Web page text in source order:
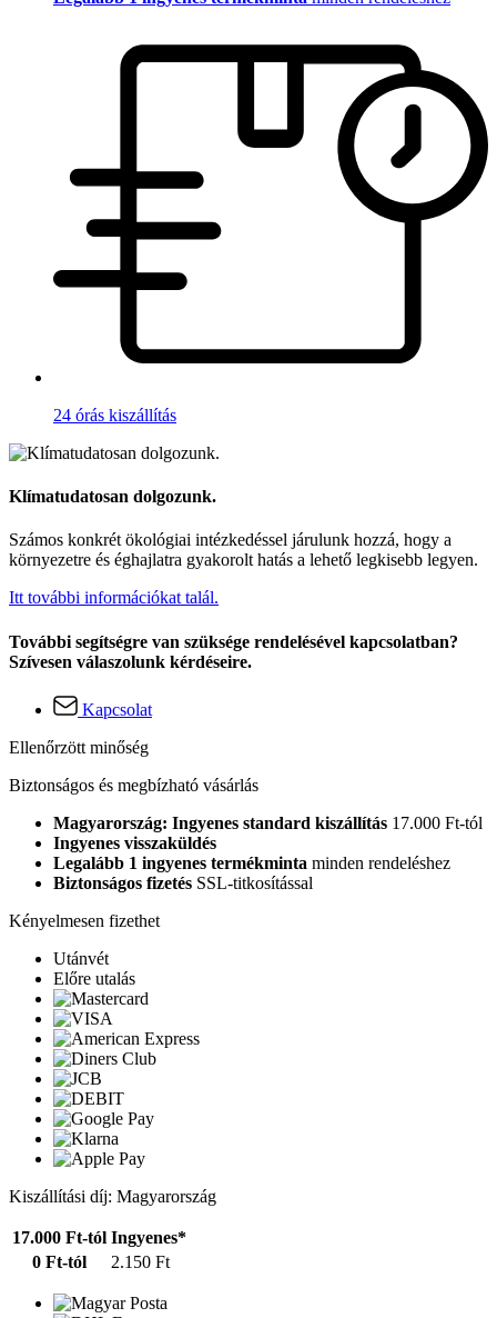
24 órás kiszállítás
Klímatudatosan dolgozunk.
Számos konkrét ökológiai intézkedéssel járulunk hozzá, hogy a
környezetre és éghajlatra gyakorolt hatás a lehető legkisebb legyen.
Itt további információkat talál.
További segítségre van szüksége rendelésével kapcsolatban?
Szívesen válaszolunk kérdéseire.
Kapcsolat
Ellenőrzött minőség
Biztonságos és megbízható vásárlás
Magyarország: Ingyenes standard kiszállítás 17.000 Ft-tól
Ingyenes visszaküldés
Legalább 1 ingyenes termékminta minden rendeléshez
Biztonságos fizetés SSL-titkosítással
Kényelmesen fizethet
Utánvét
Előre utalás
Kiszállítási díj: Magyarország
17.000 Ft-tól Ingyenes*
0 Ft-tól
2.150 Ft